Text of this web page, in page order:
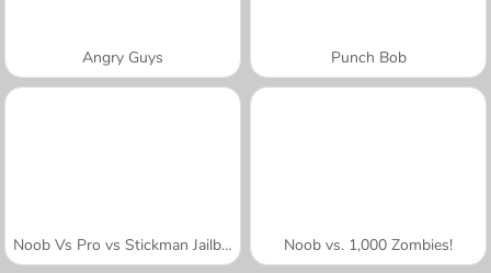
Angry Guys Punch Bob
Noob Vs Pro vs Stickman Jailbreak Noob vs. 1,000 Zombies!